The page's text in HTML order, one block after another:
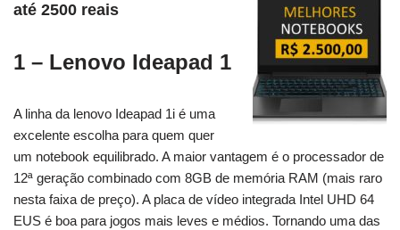
até 2500 reais
1 – Lenovo Ideapad 1
A linha da lenovo Ideapad 1i é uma
excelente escolha para quem quer
um notebook equilibrado. A maior vantagem é o processador de
12ª geração combinado com 8GB de memória RAM (mais raro
nesta faixa de preço). A placa de vídeo integrada Intel UHD 64
EUS é boa para jogos mais leves e médios. Tornando uma das